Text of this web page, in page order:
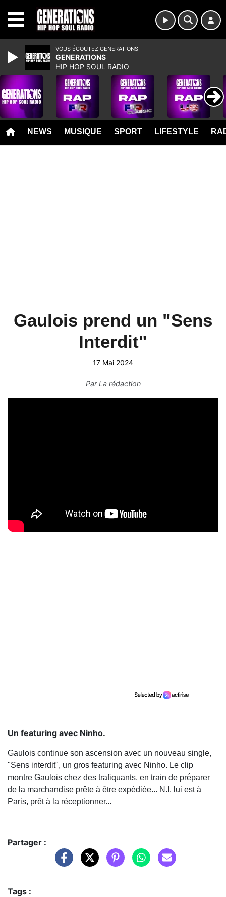
NEWS MUSIQUE SPORT LIFESTYLE
Gaulois prend un "Sens
Interdit"
17 Mai 2024
ParLa rédaction
Un featuring avec Ninho.
Gaulois continue son ascension avec un nouveau single,
"Sens interdit", un gros featuring avec Ninho. Le clip
montre Gaulois chez des trafiquants, en train de préparer
de la marchandise prête à être expédiée... N.I. lui est à
Paris, prêt à la réceptionner...
Partager :
Tags :
VOUS ÉCOUTEZ GENERATIONS
GENERATIONS
HIP HOP SOUL RADIO